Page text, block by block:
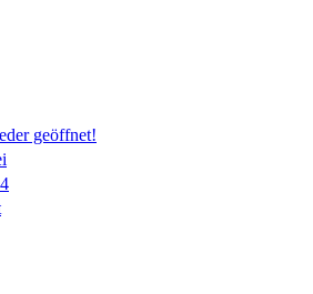
geöffnet!